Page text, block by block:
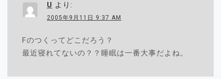
U より:
2005年9月11日 9:37 AM
Fのつくってどこだろう？
最近寝れてないの？？睡眠は一番大事だよね。